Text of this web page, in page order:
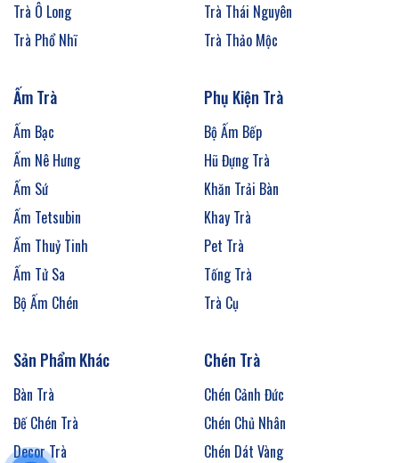
Trà Ô Long
Trà Phổ Nhĩ
Trà Thái Nguyên
Trà Thảo Mộc
Ấm Trà
Ấm Bạc
Ấm Nê Hưng
Ấm Sứ
Ấm Tetsubin
Ấm Thuỷ Tinh
Ấm Tử Sa
Bộ Ấm Chén
Phụ Kiện Trà
Bộ Ấm Bếp
Hũ Đựng Trà
Khăn Trải Bàn
Khay Trà
Pet Trà
Tống Trà
Trà Cụ
Sản Phẩm Khác
Bàn Trà
Đế Chén Trà
Decor Trà
Chén Trà
Chén Cảnh Đức
Chén Chủ Nhân
Chén Dát Vàng